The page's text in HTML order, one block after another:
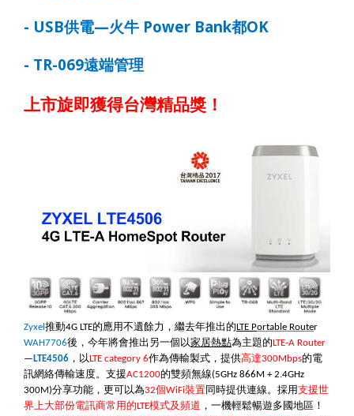
- USB供電—火牛 Power Bank都OK
- TR-069遠端管理
上市旋即獲得台灣精品獎！
Zyxel 推動4G LTE的應用不遺餘力，繼去年推出的LTE Portable Router
WAH7706後，今年將會推出另一個以家居熱點為主題的LTE-A Router
— LTE4506 ，以LTE category 6作為傳輸製式，提供高達300Mbps的電
訊網絡傳輸速度。支援AC1200的雙頻無線(5GHz 866M + 2.4GHz
300M)分享功能，更可以為32個WiFi裝置 同時提供連線。採用支援世
界上大部份電訊商常用的LTE模式及頻道 ，一機輕鬆暢遊多國地區！